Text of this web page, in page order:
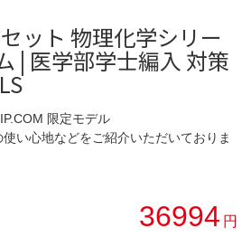
ット 物理化学シリー
| 医学部学士編入 対策
限定モデル
い心地などをご紹介いただいておりま
36994 円